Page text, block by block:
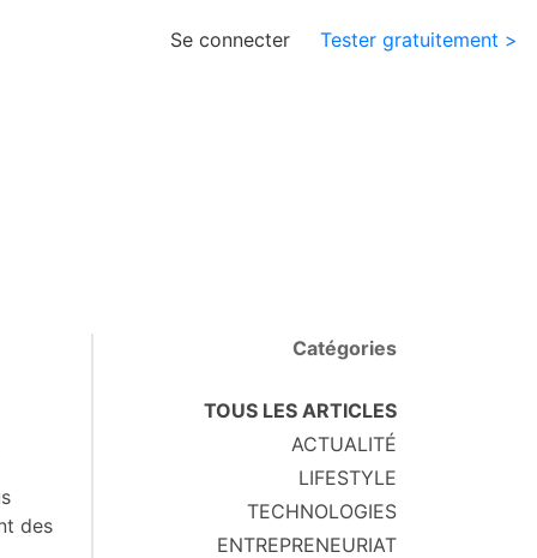
Se connecter Tester gratuitement >
des
Catégories
TOUS LES ARTICLES
ACTUALITÉ
LIFESTYLE
TECHNOLOGIES
ENTREPRENEURIAT